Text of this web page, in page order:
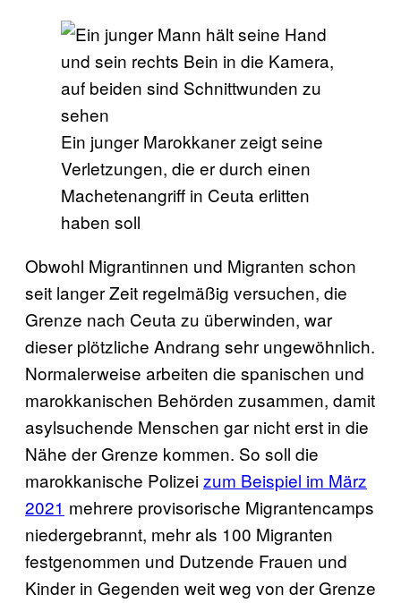
Ein junger Marokkaner zeigt seine
Verletzungen, die er durch einen
Machetenangriff in Ceuta erlitten
haben soll
Obwohl Migrantinnen und Migranten schon
seit langer Zeit regelmäßig versuchen, die
Grenze nach Ceuta zu überwinden, war
dieser plötzliche Andrang sehr ungewöhnlich.
Normalerweise arbeiten die spanischen und
marokkanischen Behörden zusammen, damit
asylsuchende Menschen gar nicht erst in die
Nähe der Grenze kommen. So soll die
marokkanische Polizeizum Beispiel im März
2021 mehrere provisorische Migrantencamps
niedergebrannt, mehr als 100 Migranten
festgenommen und Dutzende Frauen und
Kinder in Gegenden weit weg von der Grenze